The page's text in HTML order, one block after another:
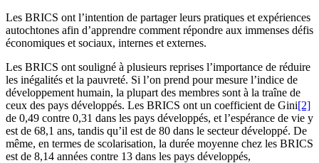
Les BRICS ont l’intention de partager leurs pratiques et expériences
autochtones afin d’apprendre comment répondre aux immenses défis
économiques et sociaux, internes et externes.
Les BRICS ont souligné à plusieurs reprises l’importance de réduire
les inégalités et la pauvreté. Si l’on prend pour mesure l’indice de
développement humain, la plupart des membres sont à la traîne de
ceux des pays développés. Les BRICS ont un coefficient de Gini[2]
de 0,49 contre 0,31 dans les pays développés, et l’espérance de vie y
est de 68,1 ans, tandis qu’il est de 80 dans le secteur développé. De
même, en termes de scolarisation, la durée moyenne chez les BRICS
est de 8,14 années contre 13 dans les pays développés,